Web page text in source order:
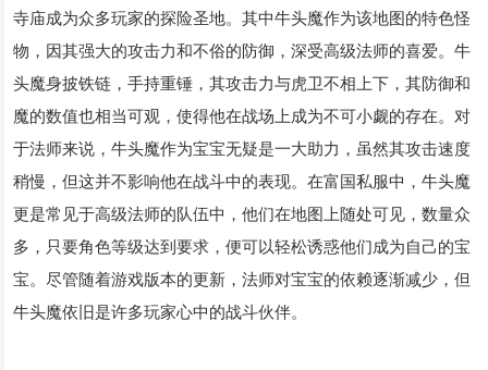
寺庙成为众多玩家的探险圣地。其中牛头魔作为该地图的特色怪
物，因其强大的攻击力和不俗的防御，深受高级法师的喜爱。牛
头魔身披铁链，手持重锤，其攻击力与虎卫不相上下，其防御和
魔的数值也相当可观，使得他在战场上成为不可小觑的存在。对
于法师来说，牛头魔作为宝宝无疑是一大助力，虽然其攻击速度
稍慢，但这并不影响他在战斗中的表现。在富国私服中，牛头魔
更是常见于高级法师的队伍中，他们在地图上随处可见，数量众
多，只要角色等级达到要求，便可以轻松诱惑他们成为自己的宝
宝。尽管随着游戏版本的更新，法师对宝宝的依赖逐渐减少，但
牛头魔依旧是许多玩家心中的战斗伙伴。